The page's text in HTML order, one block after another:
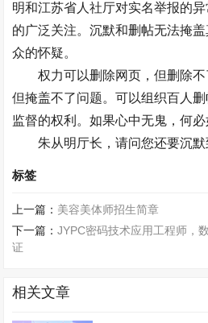
明和江苏省人社厅对实名举报的
的广泛关注。沉默和删帖无法掩
众的怀疑。
权力可以删除网页，但删除
但掩盖不了问题。可以组织百人
监督的权利。如果心中无鬼，何必
朱从明厅长，请问您还要沉
标签
上一篇： 美容美体师招生简章
下一篇：JYPC密码技术应用工程师，
证
相关文章